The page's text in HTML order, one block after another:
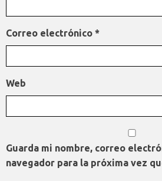
Correo electrónico *
Web
Guarda mi nombre, correo
navegador para la próxima vez